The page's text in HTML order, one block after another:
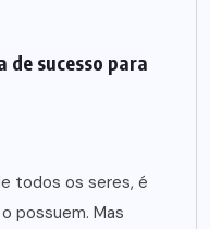
de sucesso para
todos os seres, é
possuem. Mas